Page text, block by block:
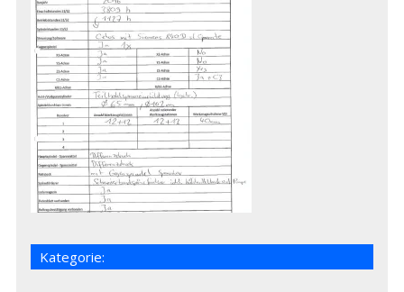
Kategorie: